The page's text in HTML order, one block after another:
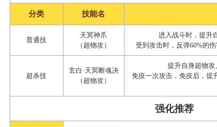
分类 技能名
普通技
天冥神爪
（超物攻）
进入战斗时，提升
受到攻击时，反弹60%的
超杀技
玄白·天冥断魂决
（超物攻）
提升自身超物攻
免疫一次攻击，免疫后，提
强化推荐